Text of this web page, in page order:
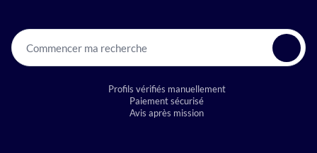
Commencer ma recherche
Profils vérifiés manuellement
Paiement sécurisé
Avis après mission